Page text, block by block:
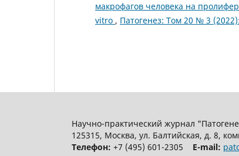
макрофагов человека на
vitro , Патогенез: Том 20 № 3
Научно-практический журнал
125315, Москва, ул. Балтийская, д. 8,
Телефон: +7 (495) 601-2305 E-mail: